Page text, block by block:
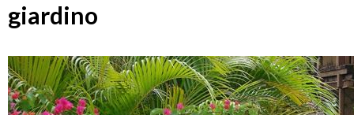
giardino